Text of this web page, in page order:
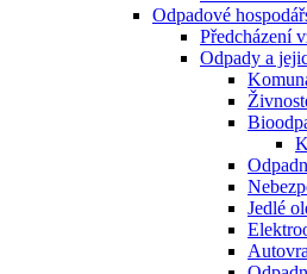
Odpadové
Předcházení
Odpady a
Jedlé